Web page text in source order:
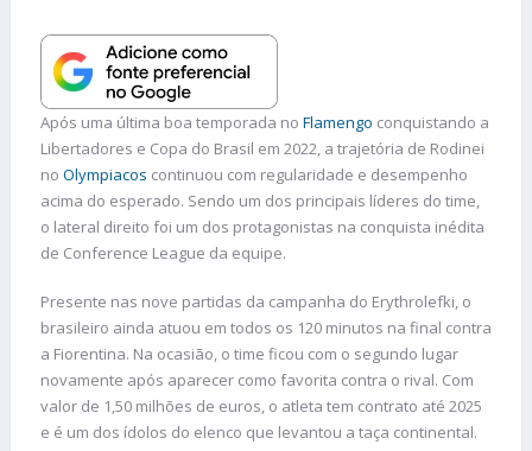
Após uma última boa temporada no Flamengo conquistando a
Libertadores e Copa do Brasil em 2022, a trajetória de Rodinei
no Olympiacos continuou com regularidade e desempenho
acima do esperado. Sendo um dos principais líderes do time,
o lateral direito foi um dos protagonistas na conquista inédita
de Conference League da equipe.
Presente nas nove partidas da campanha do Erythrolefki, o
brasileiro ainda atuou em todos os 120 minutos na final contra
a Fiorentina. Na ocasião, o time ficou com o segundo lugar
novamente após aparecer como favorita contra o rival. Com
valor de 1,50 milhões de euros, o atleta tem contrato até 2025
e é um dos ídolos do elenco que levantou a taça continental.